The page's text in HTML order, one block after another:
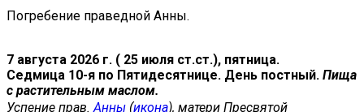
Погребение праведной Анны.
7 августа 2026 г. ( 25 июля ст.ст.), пятница.
Седмица 10-я по Пятидесятнице. День постный. Пища
с растительным маслом.
Успение прав. Анны (икона), матери Пресвятой